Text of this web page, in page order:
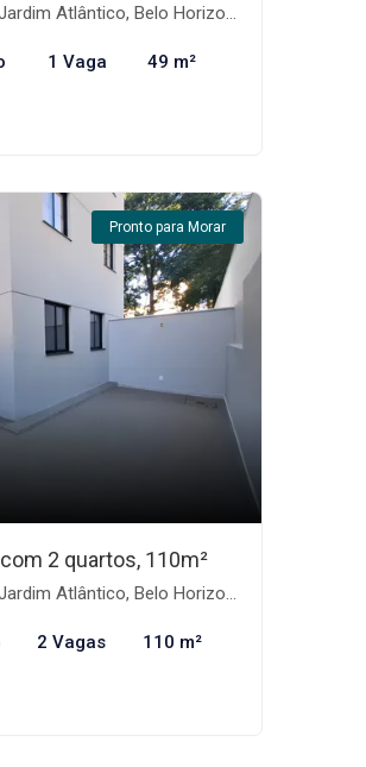
Atlântico, Belo Horizonte-MG
1 Vaga 49 m²
Pronto para Morar
2 quartos, 110m²
Atlântico, Belo Horizonte-MG
2 Vagas 110 m²